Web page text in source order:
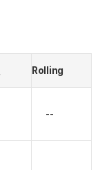
Rolling
--